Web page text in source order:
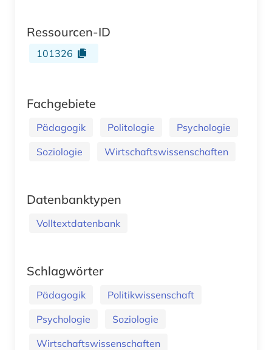
Ressourcen-ID
101326
Fachgebiete
Pädagogik Politologie
Psychologie
Soziologie
Wirtschaftswissenschaften
Datenbanktypen
Volltextdatenbank
Schlagwörter
Pädagogik
Politikwissenschaft
Psychologie
Soziologie
Wirtschaftswissenschaften